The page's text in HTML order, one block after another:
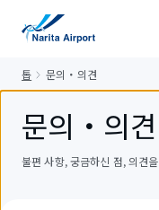
톱 문의・의견
문의・의견
불편 사항, 궁금하신 점, 의견